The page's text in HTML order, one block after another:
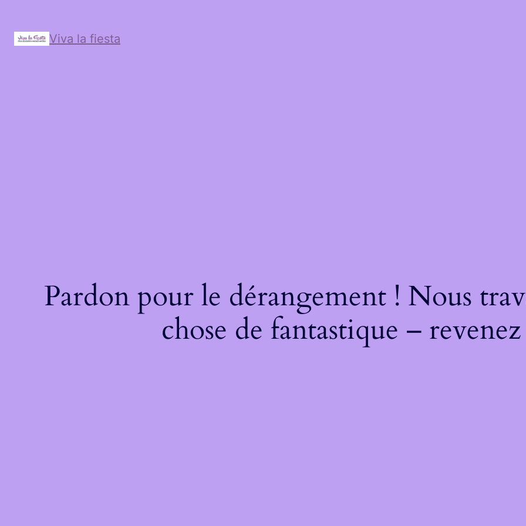
Viva la fiesta
Pardon pour le dérangement ! Nous
chose de fantastique –